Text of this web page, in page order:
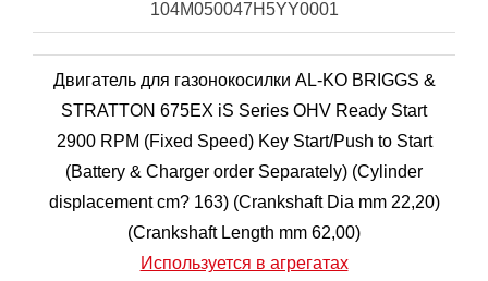
104M050047H5YY0001
Двигатель для газонокосилки AL-KO BRIGGS &
STRATTON 675EX iS Series OHV Ready Start
2900 RPM (Fixed Speed) Key Start/Push to Start
(Battery & Charger order Separately) (Cylinder
displacement cm? 163) (Crankshaft Dia mm 22,20)
(Crankshaft Length mm 62,00)
Используется в агрегатах